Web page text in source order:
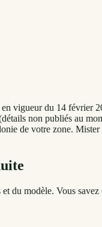
vigueur du 14 février
non publiés au
de votre zone.
du modèle. Vous